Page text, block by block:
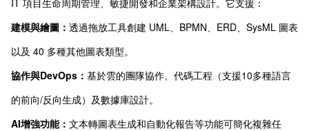
建模與繪圖： 透過拖放工具創建 UML、BPMN、ERD、SysML 圖表
以及 40 多種其他圖表類型。
協作與DevOps： 基於雲的團隊協作、代碼工程（支援10多種語言
的前向/反向生成）及數據庫設計。
AI增強功能： 文本轉圖表生成和自動化報告等功能可簡化複雜任